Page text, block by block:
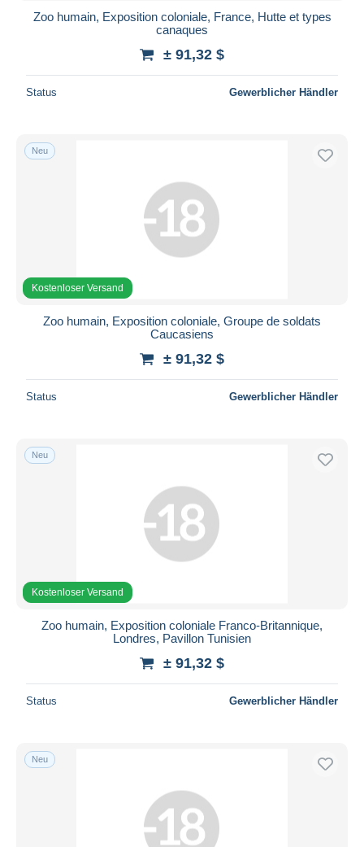
Zoo humain, Exposition coloniale, France, Hutte et types
canaques
± 91,32 $
Status Gewerblicher Händler
Neu
Kostenloser Versand
Zoo humain, Exposition coloniale, Groupe de soldats
Caucasiens
± 91,32 $
Status Gewerblicher Händler
Neu
Kostenloser Versand
Zoo humain, Exposition coloniale Franco-Britannique,
Londres, Pavillon Tunisien
± 91,32 $
Status Gewerblicher Händler
Neu